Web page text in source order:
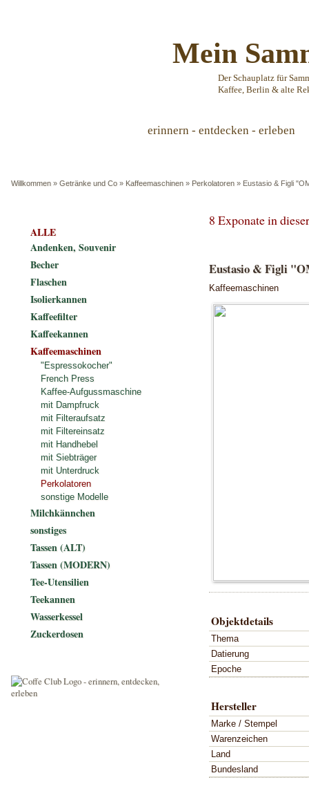
Mein
Der Schauplatz für
Kaffee, Berlin & alte
erinnern - entdecken - erleben
Willkommen » Getränke und Co » Kaffeemaschinen » Perkolatoren » Eustasio & Figli
8 Exponate in
Eustasio & Figli
Kaffeemaschinen
Objektdetails
Thema
Datierung
Epoche
Hersteller
Marke / Stempel
Warenzeichen
Land
Bundesland
ALLE
Andenken, Souvenir
Becher
Flaschen
Isolierkannen
Kaffeefilter
Kaffeekannen
Kaffeemaschinen
"Espressokocher"
French Press
Kaffee-Aufgussmaschine
mit Dampfruck
mit Filteraufsatz
mit Filtereinsatz
mit Handhebel
mit Siebträger
mit Unterdruck
Perkolatoren
sonstige Modelle
Milchkännchen
sonstiges
Tassen (ALT)
Tassen (MODERN)
Tee-Utensilien
Teekannen
Wasserkessel
Zuckerdosen